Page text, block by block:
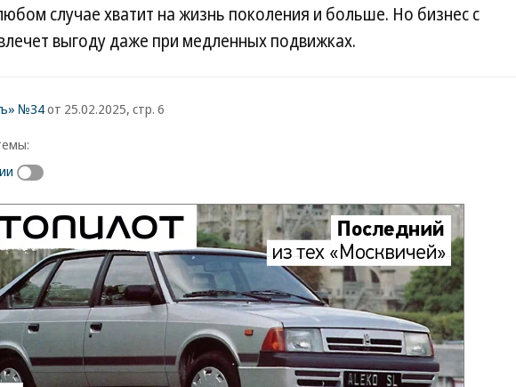
случае хватит на жизнь поколения и больше. Но бизнес с
выгоду даже при медленных подвижках.
№34от 25.02.2025, стр. 6